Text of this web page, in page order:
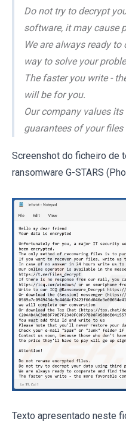
Do not try to decrypt
software, it may cause
We are always ready
way to solve your
The faster you write -
will be for you.
Our company values
guarantees of your files
Screenshot do ficheiro de
ransomware G-STARS
Texto apresentado neste